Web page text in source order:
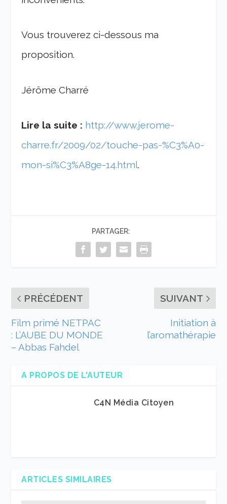
Vous trouverez ci-dessous ma
proposition.
Jérôme Charré
Lire la suite : http://www.jerome-
charre.fr/2009/02/touche-pas-%C3%A0-
mon-si%C3%A8ge-14.html.
PARTAGER:
PRÉCÉDENT
Film primé NETPAC
: L’AUBE DU MONDE
– Abbas Fahdel
SUIVANT
Initiation à
l’aromathérapie
A PROPOS DE L'AUTEUR
C4N Média Citoyen
ARTICLES SIMILAIRES